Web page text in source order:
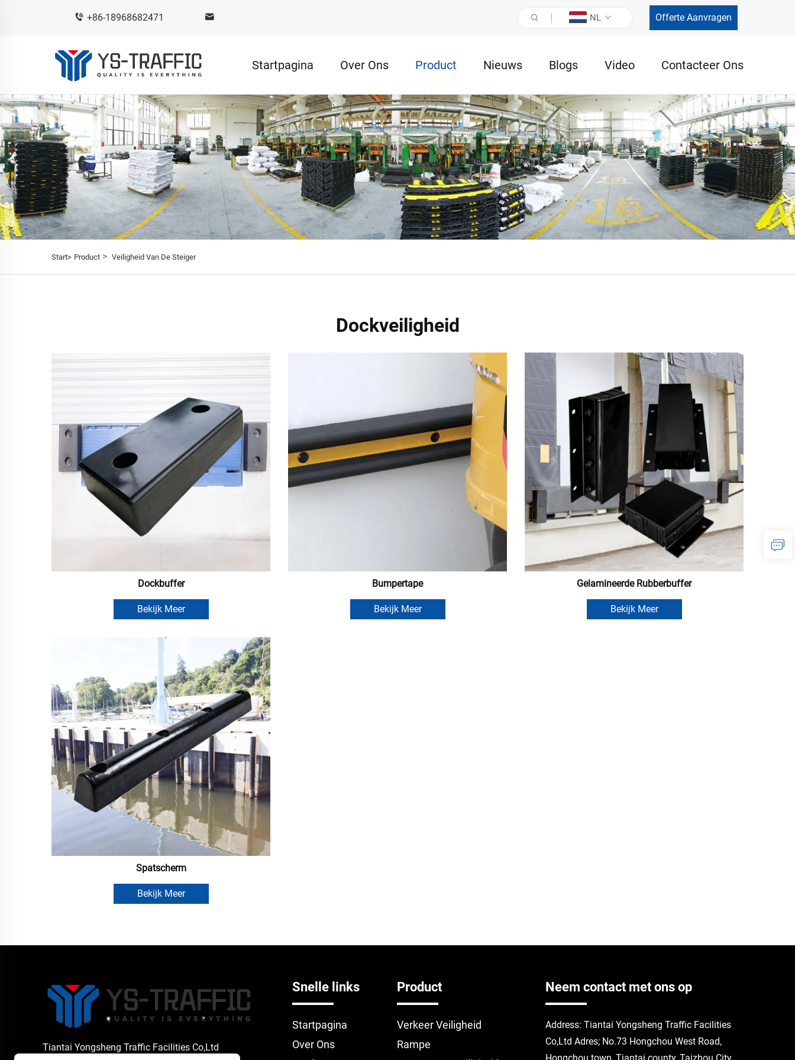
+86-18968682471 NL Offerte Aanvragen
Startpagina Over Ons Product Nieuws Blogs Video Contacteer Ons
Start> Product > Veiligheid Van De Steiger
Dockveiligheid
Dockbuffer
Bekijk Meer
Bumpertape
Bekijk Meer
Gelamineerde Rubberbuffer
Bekijk Meer
Spatscherm
Bekijk Meer
Tiantai Yongsheng Traffic Facilities Co,Ltd
Snelle links
Startpagina
Over Ons
Product
Verkeer Veiligheid
Rampe
Neem contact met ons op
Address: Tiantai Yongsheng Traffic Facilities
Co,Ltd Adres; No.73 Hongchou West Road,